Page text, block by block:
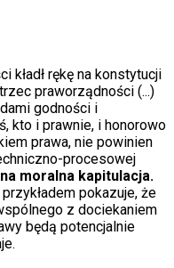
kładł rękę na konstytucji
praworządności (...)
godności i
kto i prawnie, i honorowo
prawa, nie powinien
procesowej
moralna kapitulacja.
pokazuje, że
z dociekaniem
będą potencjalnie